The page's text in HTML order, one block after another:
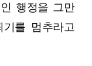
행정을 그만
를 멈추라고